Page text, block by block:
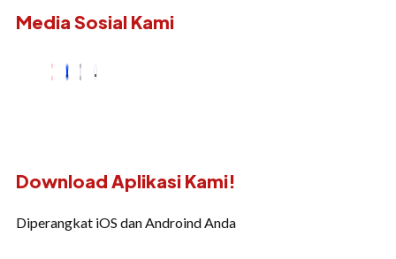
Media Sosial Kami
Download Aplikasi Kami!
Diperangkat iOS dan Androind Anda